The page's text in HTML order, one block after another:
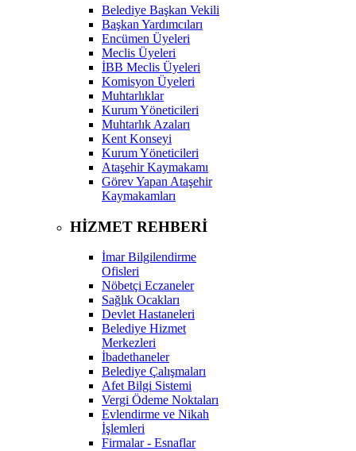
Belediye Başkan Vekili
Başkan Yardımcıları
Encümen Üyeleri
Meclis Üyeleri
İBB Meclis Üyeleri
Komisyon Üyeleri
Muhtarlıklar
Kurum Yöneticileri
Muhtarlık Azaları
Kent Konseyi
Kurum Yöneticileri
Ataşehir Kaymakamı
Görev Yapan Ataşehir
Kaymakamları
HİZMET REHBERİ
İmar Bilgilendirme
Ofisleri
Nöbetçi Eczaneler
Sağlık Ocakları
Devlet Hastaneleri
Belediye Hizmet
Merkezleri
İbadethaneler
Belediye Çalışmaları
Afet Bilgi Sistemi
Vergi Ödeme Noktaları
Evlendirme ve Nikah
İşlemleri
Firmalar - Esnaflar